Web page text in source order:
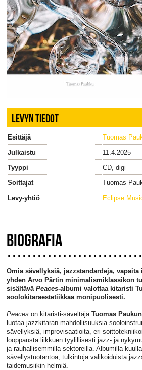
LEVYN TIEDOT
Esittäjä
Tuomas
Julkaistu
11.4.2025
Tyyppi
CD, digi
Soittajat
Tuomas
Levy-yhtiö
Eclipse
BIOGRAFIA
Omia sävellyksiä, jazzstandardeja,
yhden Arvo Pärtin minimalismiklassikon
sisältävä Peaces-albumi valottaa kitaristi
soolokitaraestetiikkaa monipuolisesti.
Peaces on kitaristi-säveltäjä Tuomas Paukun
luotaa jazzkitaran mahdollisuuksia
sävellyksiä, improvisaatioita, eri
looppausta liikkuen tyylillisesti jazz- ja
ja rauhallisemmilla sektoreilla. Albumilla
sävellystuotantoa, tulkintoja valikoiduista
taidemusiikin helmiä.